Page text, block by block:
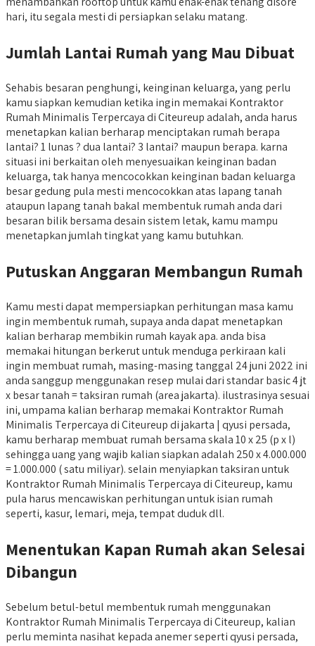
hari, itu segala mesti di persiapkan selaku matang.
Jumlah Lantai Rumah yang Mau Dibuat
Sehabis besaran penghungi, keinginan keluarga, yang perlu
kamu siapkan kemudian ketika ingin memakai Kontraktor
Rumah Minimalis Terpercaya di Citeureup adalah, anda harus
menetapkan kalian berharap menciptakan rumah berapa
lantai? 1 lunas ? dua lantai? 3 lantai? maupun berapa. karna
situasi ini berkaitan oleh menyesuaikan keinginan badan
keluarga, tak hanya mencocokkan keinginan badan keluarga
besar gedung pula mesti mencocokkan atas lapang tanah
ataupun lapang tanah bakal membentuk rumah anda dari
besaran bilik bersama desain sistem letak, kamu mampu
menetapkan jumlah tingkat yang kamu butuhkan.
Putuskan Anggaran Membangun Rumah
Kamu mesti dapat mempersiapkan perhitungan masa kamu
ingin membentuk rumah, supaya anda dapat menetapkan
kalian berharap membikin rumah kayak apa. anda bisa
memakai hitungan berkerut untuk menduga perkiraan kali
ingin membuat rumah, masing-masing tanggal 24 juni 2022 ini
anda sanggup menggunakan resep mulai dari standar basic 4 jt
x besar tanah = taksiran rumah (area jakarta). ilustrasinya sesuai
ini, umpama kalian berharap memakai Kontraktor Rumah
Minimalis Terpercaya di Citeureup di jakarta | qyusi persada,
kamu berharap membuat rumah bersama skala 10 x 25 (p x l)
sehingga uang yang wajib kalian siapkan adalah 250 x 4.000.000
= 1.000.000 ( satu miliyar). selain menyiapkan taksiran untuk
Kontraktor Rumah Minimalis Terpercaya di Citeureup, kamu
pula harus mencawiskan perhitungan untuk isian rumah
seperti, kasur, lemari, meja, tempat duduk dll.
Menentukan Kapan Rumah akan Selesai
Dibangun
Sebelum betul-betul membentuk rumah menggunakan
Kontraktor Rumah Minimalis Terpercaya di Citeureup, kalian
perlu meminta nasihat kepada anemer seperti qyusi persada,